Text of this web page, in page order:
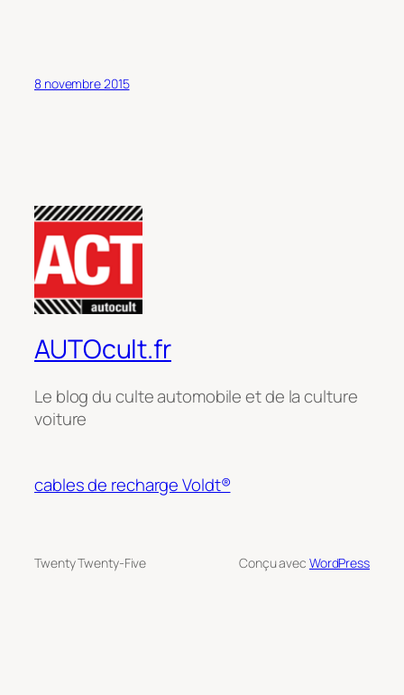
8 novembre 2015
AUTOcult.fr
Le blog du culte automobile et de la culture
voiture
cables de recharge Voldt®
Twenty Twenty-Five Conçu avec WordPress